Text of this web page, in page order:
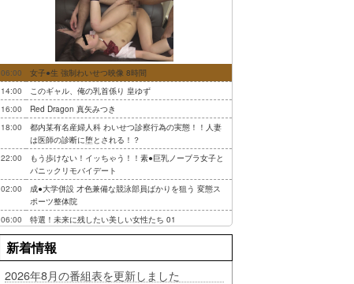
06:00
女子●生 強制わいせつ映像 8時間
14:00
このギャル、俺の乳首係り 皇ゆず
16:00
Red Dragon 真矢みつき
18:00
都内某有名産婦人科 わいせつ診察行為の実態！！人妻
は医師の診断に堕とされる！？
22:00
もう歩けない！イッちゃう！！素●巨乳ノーブラ女子と
パニックリモバイデート
02:00
成●大学併設 才色兼備な競泳部員ばかりを狙う 変態ス
ポーツ整体院
06:00
特選！未来に残したい美しい女性たち 01
新着情報
2026年8月の番組表を更新しました